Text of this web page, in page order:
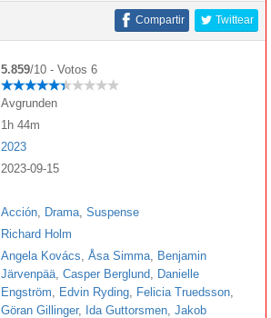
Twittear
Compartir
5.859/10 - Votos 6
Avgrunden
1h 44m
2023
2023-09-15
Acción Drama Suspense
Richard Holm
Angela Kovács Åsa Simma
Benjamin
Järvenpää Casper Berglund
Danielle
Engström
Edvin Ryding Felicia Truedsson
Göran Gillinger, Ida Guttorsmen Jakob